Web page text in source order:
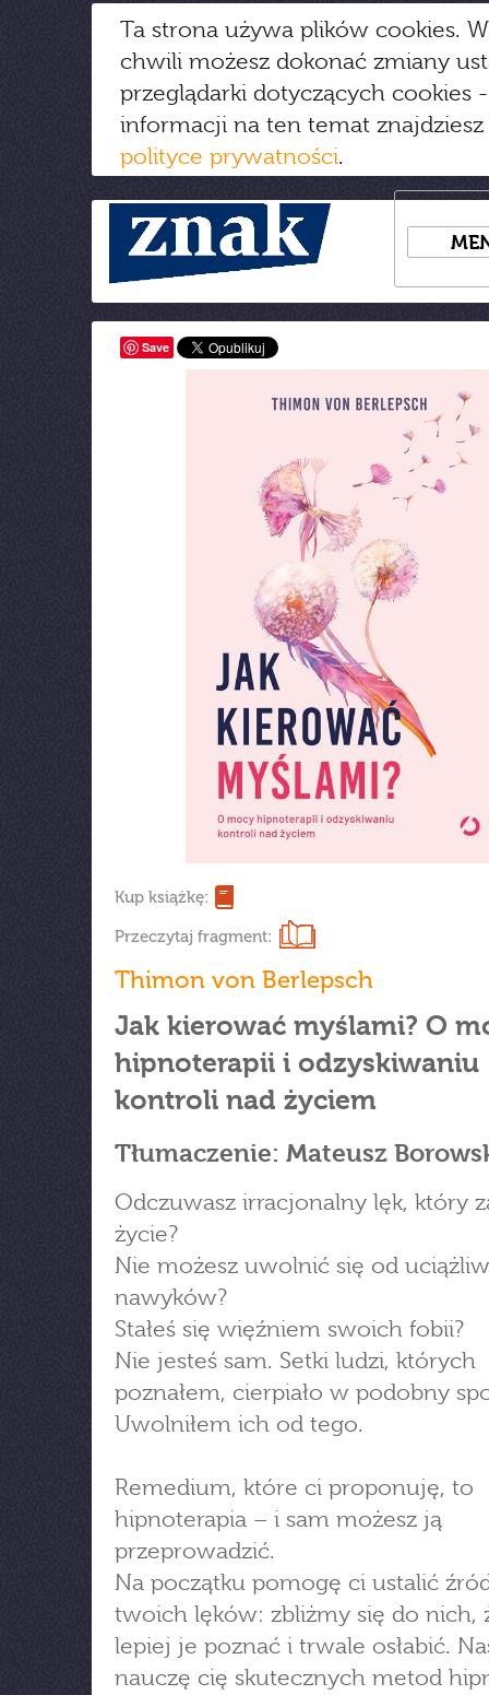
Ta strona używa plików cookies.
chwili możesz dokonać zmiany
przeglądarki dotyczących cookies
informacji na ten temat
polityce prywatności.
Save
Kup książkę:
Przeczytaj fragment:
Thimon von Berlepsch
Jak kierować myślami? O
hipnoterapii i odzyskiwaniu
kontroli nad życiem
Tłumaczenie: Mateusz
Odczuwasz irracjonalny lęk, który
życie?
Nie możesz uwolnić się od
nawyków?
Stałeś się więźniem swoich fobii?
Nie jesteś sam. Setki ludzi, których
poznałem, cierpiało w podobny
Uwolniłem ich od tego.
Remedium, które ci proponuję, to
hipnoterapia – i sam możesz ją
przeprowadzić.
Na początku pomogę ci ustalić
twoich lęków: zbliżmy się do nich,
lepiej je poznać i trwale osłabić.
nauczę cię skutecznych metod